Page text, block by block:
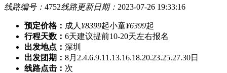
线路编号： 4752线路更新日期： 2023-07-26 19:33:16
预定价格： 成人 ¥8399起小童¥6399起
行程天数： 6天建议提前10-20天左右报名
出发地点： 深圳
出发团期： 8月2.4.6.9.11.13.16.18.20.23.25.27.30日
线路点击： 次